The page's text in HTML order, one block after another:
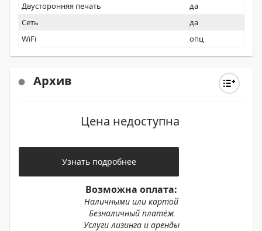
Двусторонняя печать
да
Сеть
да
WiFi
опц
Архив
Цена недоступна
Узнать подробнее
Возможна оплата:
Наличными или картой
Безналичный платёж
Услуги лизинга и аренды